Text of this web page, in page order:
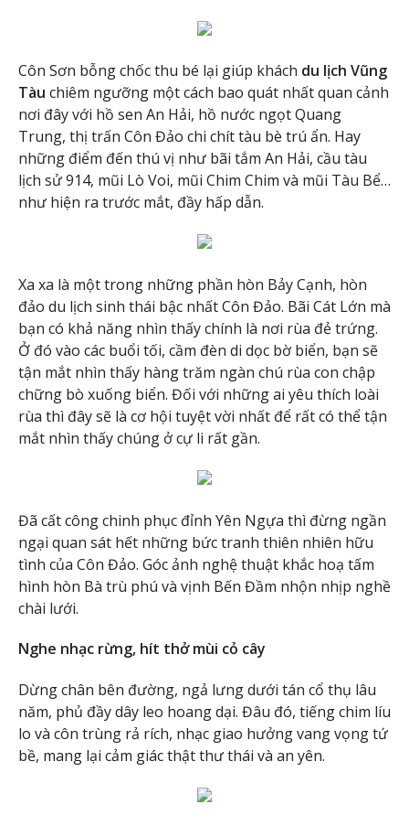
Côn Sơn bỗng chốc thu bé lại giúp khách du lịch Vũng
Tàu chiêm ngưỡng một cách bao quát nhất quan cảnh
nơi đây với hồ sen An Hải, hồ nước ngọt Quang
Trung, thị trấn Côn Đảo chi chít tàu bè trú ẩn. Hay
những điểm đến thú vị như bãi tắm An Hải, cầu tàu
lịch sử 914, mũi Lò Voi, mũi Chim Chim và mũi Tàu Bể…
như hiện ra trước mắt, đầy hấp dẫn.
Xa xa là một trong những phần hòn Bảy Cạnh, hòn
đảo du lịch sinh thái bậc nhất Côn Đảo. Bãi Cát Lớn mà
bạn có khả năng nhìn thấy chính là nơi rùa đẻ trứng.
Ở đó vào các buổi tối, cầm đèn di dọc bờ biển, bạn sẽ
tận mắt nhìn thấy hàng trăm ngàn chú rùa con chập
chững bò xuống biển. Đối với những ai yêu thích loài
rùa thì đây sẽ là cơ hội tuyệt vời nhất để rất có thể tận
mắt nhìn thấy chúng ở cự li rất gần.
Đã cất công chinh phục đỉnh Yên Ngựa thì đừng ngần
ngại quan sát hết những bức tranh thiên nhiên hữu
tình của Côn Đảo. Góc ảnh nghệ thuật khắc hoạ tấm
hình hòn Bà trù phú và vịnh Bến Đầm nhộn nhịp nghề
chài lưới.
Nghe nhạc rừng, hít thở mùi cỏ cây
Dừng chân bên đường, ngả lưng dưới tán cổ thụ lâu
năm, phủ đầy dây leo hoang dại. Đâu đó, tiếng chim líu
lo và côn trùng rả rích, nhạc giao hưởng vang vọng tứ
bề, mang lại cảm giác thật thư thái và an yên.